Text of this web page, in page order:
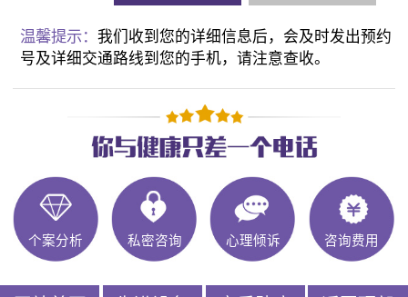
温馨提示：我们收到您的详细信息后，会及时发出预约
号及详细交通路线到您的手机，请注意查收。
个案分析 私密咨询 心理倾诉 咨询费用